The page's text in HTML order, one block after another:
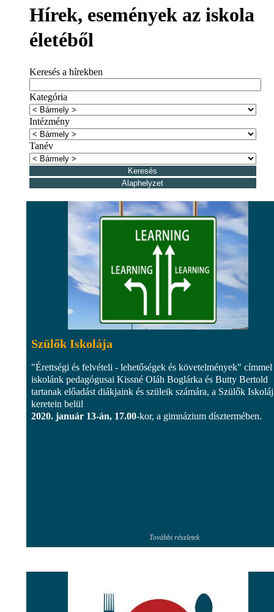
Hírek, események az iskola
életéből
Keresés a hírekben
Kategória
Intézmény
Tanév
Szülők Iskolája
"Érettségi és felvételi - lehetőségek és követelmények" címmel
iskolánk pedagógusai Kissné Oláh Boglárka és Butty Bertold
tartanak előadást diákjaink és szüleik számára, a Szülők
keretein belül
2020. január 13-án, 17.00-kor, a gimnázium dísztermében.
További részletek